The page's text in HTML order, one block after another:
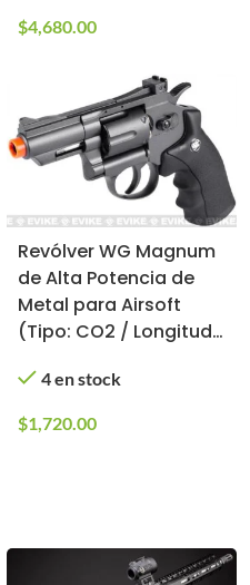
$4,680.00
Revólver WG Magnum
de Alta Potencia de
Metal para Airsoft
(Tipo: CO2 / Longitud:
4 en stock
$1,720.00